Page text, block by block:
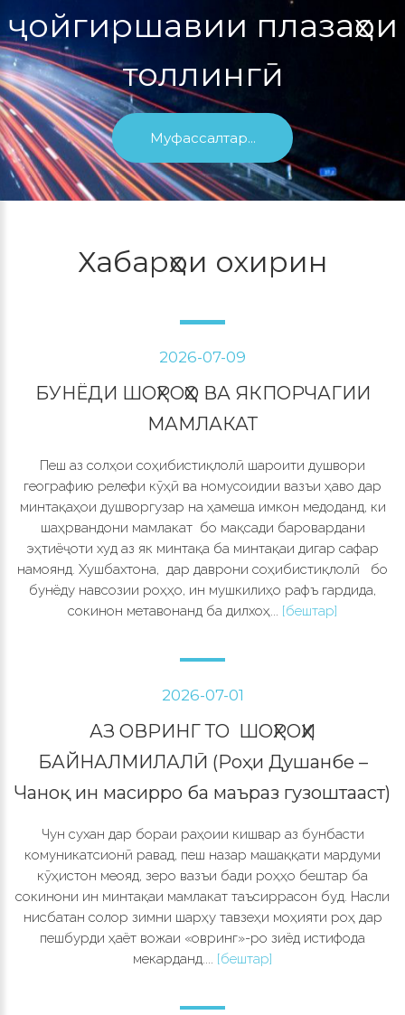
ҷойгиршавии плазаҳои
толлингӣ
Муфассалтар...
Хабарҳои охирин
2026-07-09
БУНЁДИ ШОҲРОҲҲО ВА ЯКПОРЧАГИИ
МАМЛАКАТ
Пеш аз солҳои соҳибистиқлолӣ шароити душвори
географию релефи кӯҳӣ ва номусоидии вазъи ҳаво дар
минтақаҳои душворгузар на ҳамеша имкон медоданд, ки
шаҳрвандони мамлакат бо мақсади баровардани
эҳтиёҷоти худ аз як минтақа ба минтақаи дигар сафар
намоянд. Хушбахтона, дар даврони соҳибистиқлолӣ бо
бунёду навсозии роҳҳо, ин мушкилиҳо рафъ гардида,
сокинон метавонанд ба дилхоҳ... [бештар]
2026-07-01
АЗ ОВРИНГ ТО ШОҲРОҲИ
БАЙНАЛМИЛАЛӢ (Роҳи Душанбе –
Чаноқ ин масирро ба маъраз гузоштааст)
Чун сухан дар бораи раҳоии кишвар аз бунбасти
комуникатсионӣ равад, пеш назар машаққати мардуми
кӯҳистон меояд, зеро вазъи бади роҳҳо бештар ба
сокинони ин минтақаи мамлакат таъсиррасон буд. Насли
нисбатан солор зимни шарҳу тавзеҳи моҳияти роҳ дар
пешбурди ҳаёт вожаи «овринг»-ро зиёд истифода
мекарданд.... [бештар]